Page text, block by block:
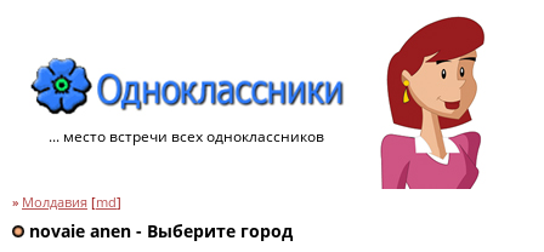
... место встречи всех одноклассников
» Молдавия [md]
novaie anen - Выберите город